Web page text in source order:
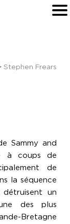
Stephen Frears
Sammy and
à coups de
de
la séquence
un
des plus
Bretagne